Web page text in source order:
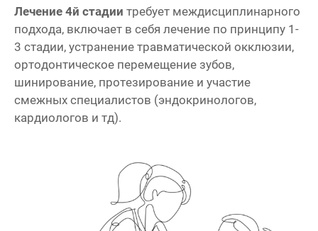
Лечение 4й стадии требует междисциплинарного
подхода, включает в себя лечение по принципу 1-
3 стадии, устранение травматической окклюзии,
ортодонтическое перемещение зубов,
шинирование, протезирование и участие
смежных специалистов (эндокринологов,
кардиологов и тд).